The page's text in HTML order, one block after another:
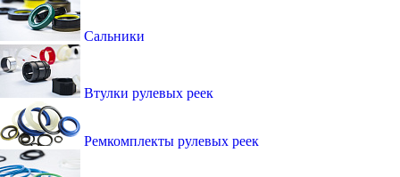
Сальники
Втулки рулевых реек
Ремкомплекты рулевых реек